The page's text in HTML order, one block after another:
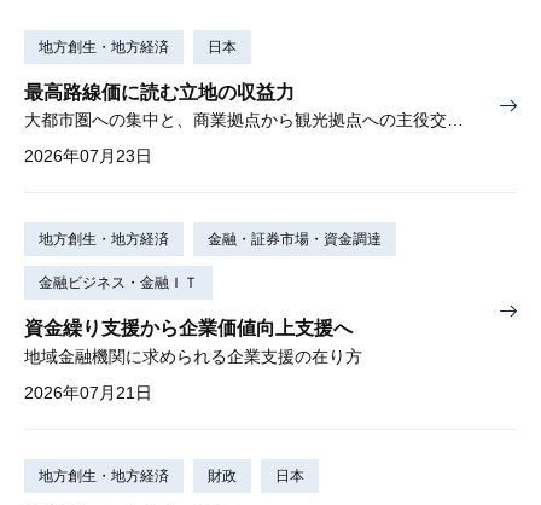
地方創生・地方経済 日本
最高路線価に読む立地の収益力
大都市圏への集中と、商業拠点から観光拠点への主役交代の兆し
2026年07月23日
地方創生・地方経済 金融・証券市場・資金調達
金融ビジネス・金融ＩＴ
資金繰り支援から企業価値向上支援へ
地域金融機関に求められる企業支援の在り方
2026年07月21日
地方創生・地方経済 財政 日本